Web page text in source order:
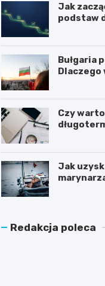
Jak
podstaw
Bułgaria
Dlaczego
Czy
Jak
Redakcja poleca